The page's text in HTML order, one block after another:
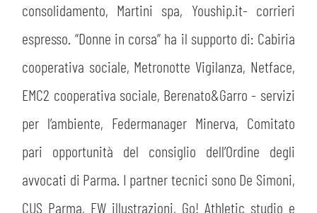
consolidamento, Martini spa, Youship.it- corrieri
espresso. “Donne in corsa” ha il supporto di: Cabiria
cooperativa sociale, Metronotte Vigilanza, Netface,
EMC2 cooperativa sociale, Berenato&Garro - servizi
per l’ambiente, Federmanager Minerva, Comitato
pari opportunità del consiglio dell’Ordine degli
avvocati di Parma. I partner tecnici sono De Simoni,
CUS Parma, FW illustrazioni, Go! Athletic studio e